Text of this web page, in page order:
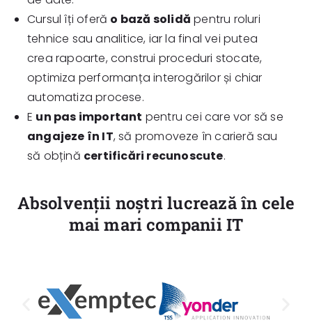
Cursul îți oferă o bază solidă pentru roluri
tehnice sau analitice, iar la final vei putea
crea rapoarte, construi proceduri stocate,
optimiza performanța interogărilor și chiar
automatiza procese.
E un pas important pentru cei care vor să se
angajeze în IT, să promoveze în carieră sau
să obțină certificări recunoscute.
Absolvenții noștri lucrează în cele
mai mari companii IT​